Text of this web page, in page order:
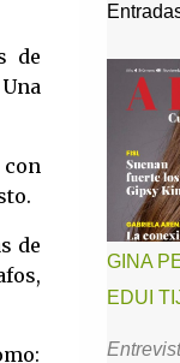
de
con
de
GINA
EDUI